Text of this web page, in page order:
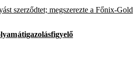
szerződtet; megszerezte a Főnix-Gold
átigazolásfigyelő